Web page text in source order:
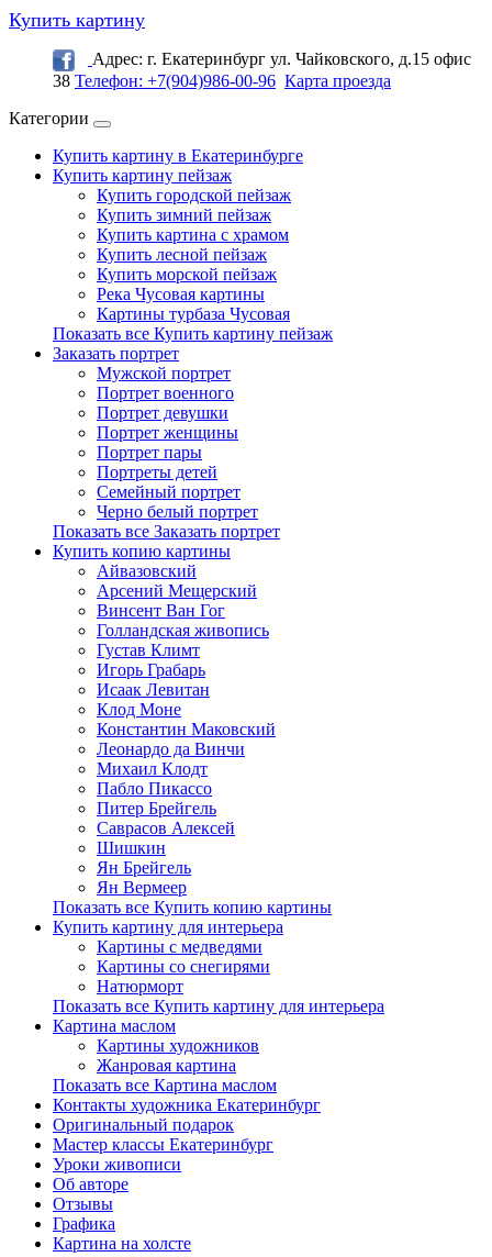
Купить картину
Адрес: г. Екатеринбург ул. Чайковского, д.15 офис
38 Телефон: +7(904)986-00-96 Карта проезда
Категории
Купить картину в Екатеринбурге
Купить картину пейзаж
Купить городской пейзаж
Купить зимний пейзаж
Купить картина с храмом
Купить лесной пейзаж
Купить морской пейзаж
Река Чусовая картины
Картины турбаза Чусовая
Показать все Купить картину пейзаж
Заказать портрет
Мужской портрет
Портрет военного
Портрет девушки
Портрет женщины
Портрет пары
Портреты детей
Семейный портрет
Черно белый портрет
Показать все Заказать портрет
Купить копию картины
Айвазовский
Арсений Мещерский
Винсент Ван Гог
Голландская живопись
Густав Климт
Игорь Грабарь
Исаак Левитан
Клод Моне
Константин Маковский
Леонардо да Винчи
Михаил Клодт
Пабло Пикассо
Питер Брейгель
Саврасов Алексей
Шишкин
Ян Брейгель
Ян Вермеер
Показать все Купить копию картины
Купить картину для интерьера
Картины с медведями
Картины со снегирями
Натюрморт
Показать все Купить картину для интерьера
Картина маслом
Картины художников
Жанровая картина
Показать все Картина маслом
Контакты художника Екатеринбург
Оригинальный подарок
Мастер классы Екатеринбург
Уроки живописи
Об авторе
Отзывы
Графика
Картина на холсте